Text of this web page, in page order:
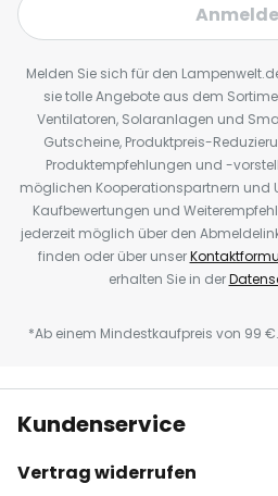
Melden Sie sich für den
sie tolle Angebote aus dem
Ventilatoren, Solaranlagen und
Gutscheine, Produktpreis-
Produktempfehlungen und -
möglichen Kooperationspartnern und
Kaufbewertungen und
jederzeit möglich über den
finden oder über unser
erhalten Sie in der
*Ab einem Mindestkaufpreis von 99
Kundenservice
Vertrag widerrufen